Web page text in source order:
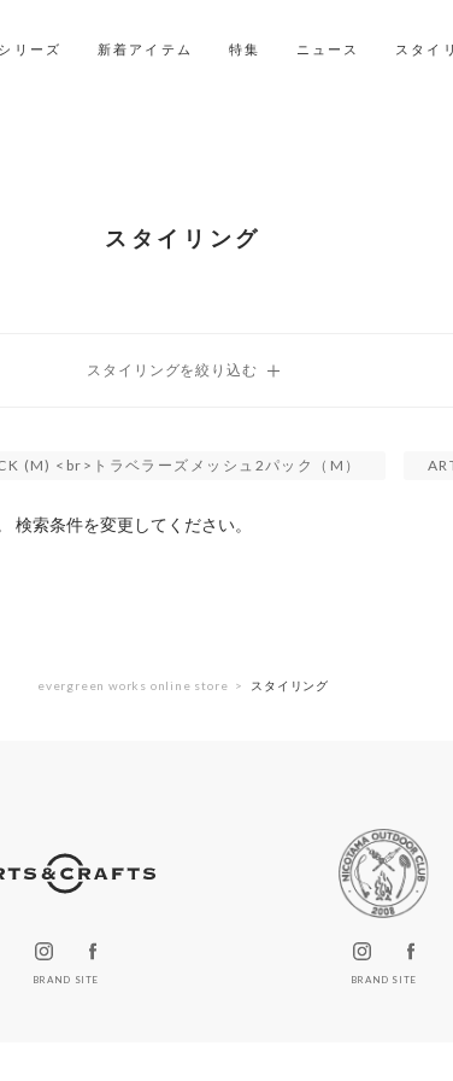
シリーズ 新着アイテム 特集 ニュース スタイ
スタイリング
(M) <br>トラベラーズメッシュ2パック（M）
検索条件を変更してください。
evergreen works online store スタイリング
BRAND SITE BRAND SITE